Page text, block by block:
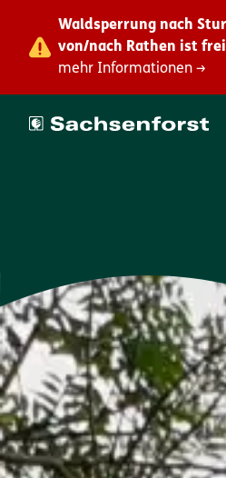
Waldsperrung nach
von/nach Rathen ist
mehr Informationen →